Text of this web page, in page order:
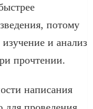
потому
и анализ
прочтении.
написания